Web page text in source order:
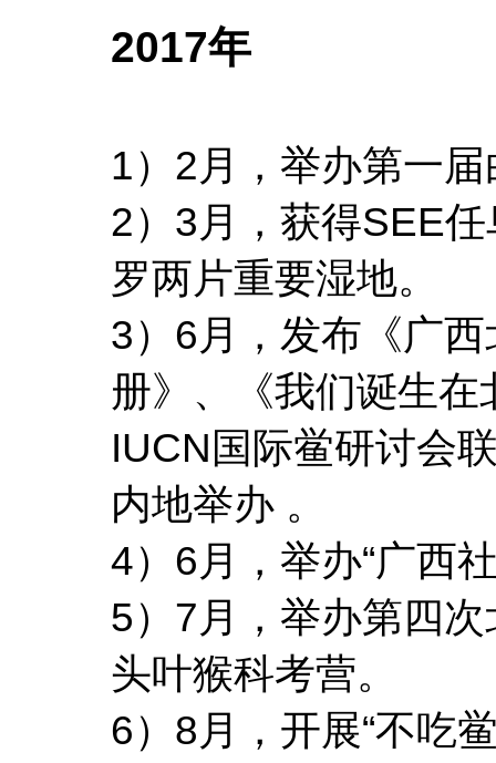
2017年
1）2月，举办第一
2）3月，获得SEE
罗两片重要湿地。
3）6月，发布《广
册》、《我们诞生
IUCN国际鲎研讨会
内地举办 。
4）6月，举办“广西
5）7月，举办第四
头叶猴科考营。
6）8月，开展“不吃